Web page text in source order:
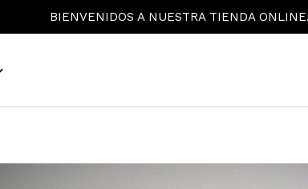
BIENVENIDOS A NUESTRA TIENDA